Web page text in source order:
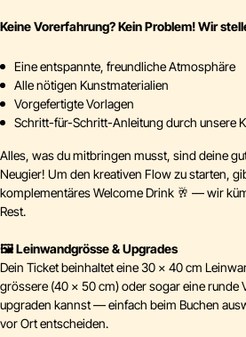
Keine Vorerfahrung? Kein Problem! Wir
Eine entspannte, freundliche Atmosphäre
Alle nötigen Kunstmaterialien
Vorgefertigte Vorlagen
Schritt-für-Schritt-Anleitung durch unsere
Alles, was du mitbringen musst, sind deine
Neugier! Um den kreativen Flow zu starten,
komplementäres Welcome Drink 🥂 — wir
Rest.
🖼️ Leinwandgrösse & Upgrades
Dein Ticket beinhaltet eine 30 × 40 cm
grössere (40 × 50 cm) oder sogar eine runde
upgraden kannst — einfach beim Buchen
vor Ort entscheiden.